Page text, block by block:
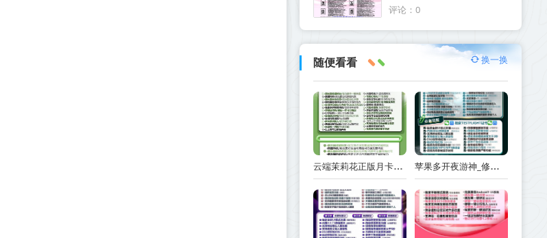
茶颜悦色可以多开几个
评论：0
随便看看 换一换
云端茉莉花正版月卡季卡年卡激活码_官方微信一键转发 苹果多开夜游神_修改步数版本-支持修改桌面logo和名字